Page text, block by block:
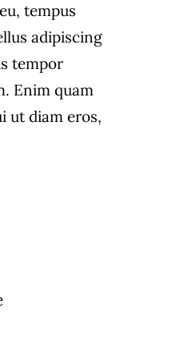
tempus
adipiscing
tempor
Enim quam
ut diam eros,